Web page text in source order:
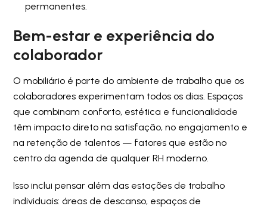
permanentes.
Bem-estar e experiência do
colaborador
O mobiliário é parte do ambiente de trabalho que os
colaboradores experimentam todos os dias. Espaços
que combinam conforto, estética e funcionalidade
têm impacto direto na satisfação, no engajamento e
na retenção de talentos — fatores que estão no
centro da agenda de qualquer RH moderno.
Isso inclui pensar além das estações de trabalho
individuais: áreas de descanso, espaços de